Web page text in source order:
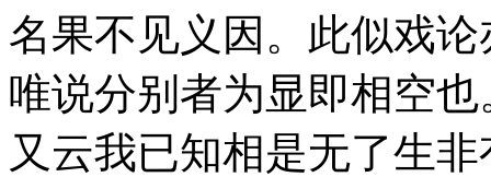
名果不见义因。此似戏
唯说分别者为显即相空
又云我已知相是无了生